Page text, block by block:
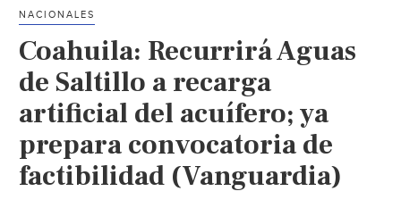
NACIONALES
Coahuila: Recurrirá Aguas
de Saltillo a recarga
artificial del acuífero; ya
prepara convocatoria de
factibilidad (Vanguardia)